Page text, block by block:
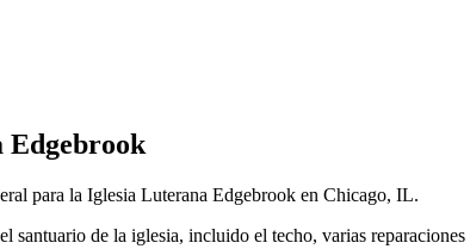
Edgebrook
para la Iglesia Luterana Edgebrook en Chicago, IL.
de la iglesia, incluido el techo, varias